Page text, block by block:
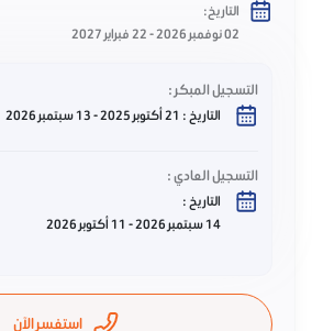
التاريخ:
02 نوفمبر 2026 - 22 فبراير 2027
التسجيل المبكر :
التاريخ : 21 أكتوبر 2025 - 13 سبتمبر 2026
التسجيل العادي :
التاريخ :
14 سبتمبر 2026 - 11 أكتوبر 2026
استفسر الآن